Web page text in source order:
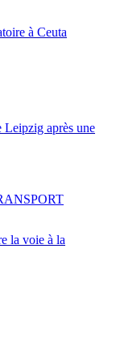
à Ceuta
Leipzig après une
la voie à la